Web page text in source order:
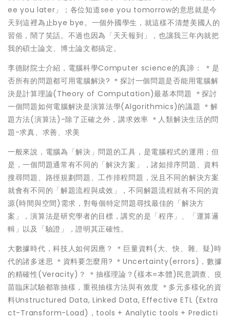
ee you later」；各位知道see you tomorrow的意思就是今
天到這裡為止bye bye。一個外國學生，就這樣不清楚美國人的
習俗，鬧了笑話。不過也因為「天天報到」，也讓我三年內就把
我的碩士論文、博士論文都搞定。
李德財院士介紹，電腦科學Computer science的真諦： ＊是
否所有的問題都可用電腦解決? ＊探討一個問題是否能用電腦解
決是計算理論(Theory of Computation)最基本問題 ＊探討
一個問題如何電腦解決是演算法學(Algorithmics)的議題 ＊解
題方法(演算法)-除了正確之外，講求效率 ＊人類解決生活的問
題-求真、求善、求美
一般來說，電腦為「解決」問題的工具，是電腦程式的運用；但
是，一個問題通常有不同的「解決方案」，諸如排序問題、資料
搜尋問題、路徑規劃問題、工作排程問題，況且不同的解決方案
就會有不同的「解題流程與成效」，不同解題流程就有不同的資
源(時間與空間)需求，對每個特定問題尋找最佳的「解決方
案」，演算法是研究學者的目標，講究的是「程序」、「運算邏
輯」以及「驗證」，證明其正確性。
大數據時代，科技人如何因應？ ＊巨量資料(大、快、雜、疑)時
代的諸多迷思 ＊資料要怎麼用? ＊Uncertainty(errors)，數據
的精確性(Veracity)？ ＊抽樣理論？(樣本=本體)民意調查、疫
苗臨床試驗都靠抽樣，重視抽樣方法與有效度 ＊多元多樣化的資
料Unstructured Data, Linked Data, Effective ETL (Extra
ct-Transform-Load)，tools + Analytic tools + Predicti